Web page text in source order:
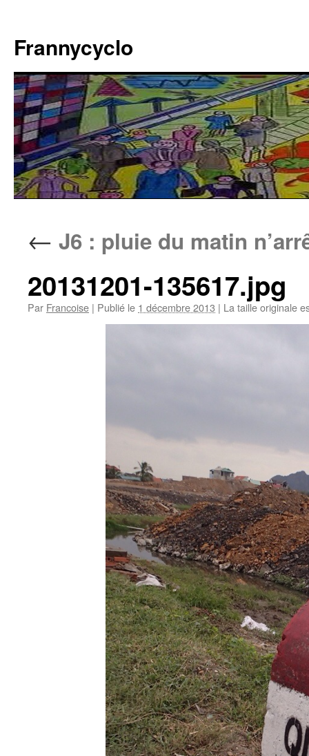
contenu
Frannycyclo
← J6 : pluie du matin
20131201-135617.jpg
Par Francoise | Publié le 1 décembre 2013 | La taille originale